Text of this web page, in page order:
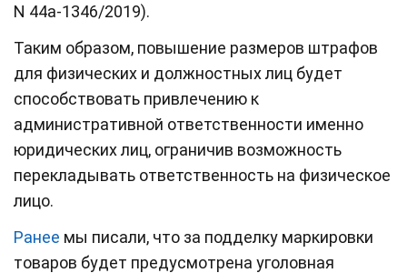
N 44а-1346/2019).
Таким образом, повышение размеров штрафов
для физических и должностных лиц будет
способствовать привлечению к
административной ответственности именно
юридических лиц, ограничив возможность
перекладывать ответственность на физическое
лицо.
Ранее мы писали, что за подделку маркировки
товаров будет предусмотрена уголовная